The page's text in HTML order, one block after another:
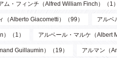
ム・フィンチ（Alfred William Finch）（1）
（Alberto Giacometti）（99） アルベ
（1） アルベール・マルケ（Albert
Guillaumin）（19） アルマン（